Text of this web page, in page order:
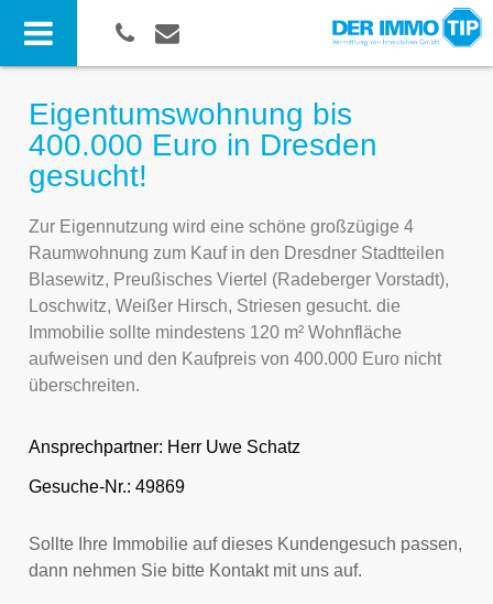
Eigentumswohnung bis
400.000 Euro in Dresden
gesucht!
Zur Eigennutzung wird eine schöne großzügige 4
Raumwohnung zum Kauf in den Dresdner Stadtteilen
Blasewitz, Preußisches Viertel (Radeberger Vorstadt),
Loschwitz, Weißer Hirsch, Striesen gesucht. die
Immobilie sollte mindestens 120 m² Wohnfläche
aufweisen und den Kaufpreis von 400.000 Euro nicht
überschreiten.
Ansprechpartner: Herr Uwe Schatz
Gesuche-Nr.: 49869
Sollte Ihre Immobilie auf dieses Kundengesuch passen,
dann nehmen Sie bitte Kontakt mit uns auf.